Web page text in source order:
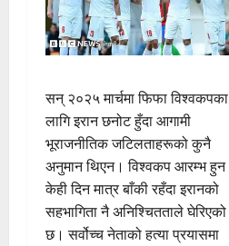
सन् २०२५ मार्चमा फिफा विश्वकपका
लागि इरान छनोट हुँदा आगामी
भूराजनीतिक जटिलताहरूको कुनै
अनुमान थिएन। विश्वकप आरम्भ हुन
केही दिन मात्र बाँकी रहँदा इरानको
सहभागिता नै अनिश्चितताले घेरिएको
छ। सर्वोच्च नेताको हत्या प्रयासमा